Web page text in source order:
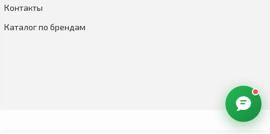
Контакты
Каталог по брендам